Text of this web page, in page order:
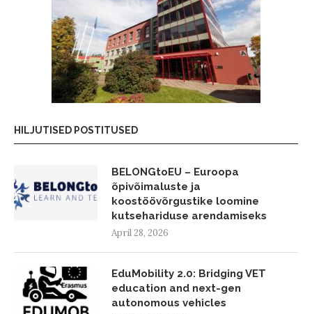
HILJUTISED POSTITUSED
BELONGtoEU – Euroopa
õpivõimaluste ja
koostöövõrgustike loomine
kutsehariduse arendamiseks
April 28, 2026
EduMobility 2.0: Bridging VET
education and next-gen
autonomous vehicles